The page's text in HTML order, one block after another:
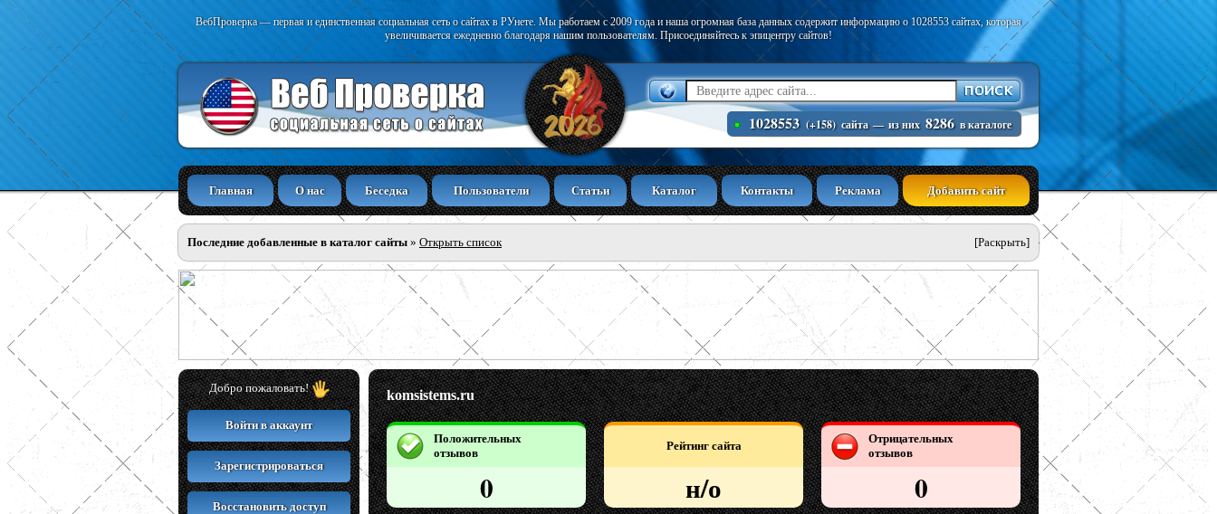
ВебПроверка — первая и единственная социальная сеть о сайтах в РУнете. Мы работаем с 2009 года и наша огромная база данных содержит информацию о 1028553 сайтах, которая
увеличивается ежедневно благодаря нашим пользователям. Присоединяйтесь к эпицентру сайтов!
1028553 (+158) сайта — из них 8286 в каталоге
Главная О нас Беседка Пользователи Статьи Каталог Контакты Реклама Добавить сайт
Последние добавленные в каталог сайты » Открыть список [Раскрыть]
Добро пожаловать!
Войти в аккаунт
Зарегистрироваться
Восстановить доступ
komsistems.ru
Положительных
отзывов
0
Рейтинг сайта
н/о
Отрицательных
отзывов
0